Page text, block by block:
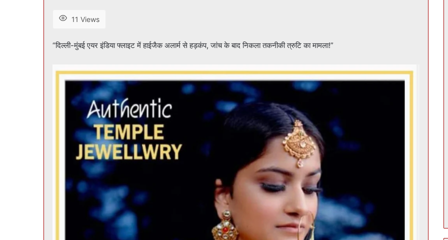
11 Views
“दिल्ली-मुंबई एयर इंडिया फ्लाइट में हाईजैक अलार्म से हड़कंप, जांच के बाद निकला तकनीकी त्रुटि का मामला!”